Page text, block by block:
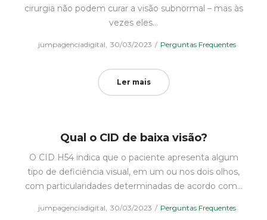
cirurgia não podem curar a visão subnormal – mas às
vezes eles…
jumpagenciadigital Posted
30/03/2023
Posted
Perguntas Frequentes
Ler mais
Qual o CID de baixa visão?
O CID H54 indica que o paciente apresenta algum
tipo de deficiência visual, em um ou nos dois olhos,
com particularidades determinadas de acordo com…
jumpagenciadigital Posted
30/03/2023
Posted
Perguntas Frequentes